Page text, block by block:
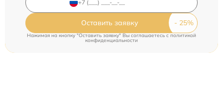
Оставить заявку
Нажимая на кнопку "Оставить заявку" Вы соглашаетесь cполитикой
конфиденциальности